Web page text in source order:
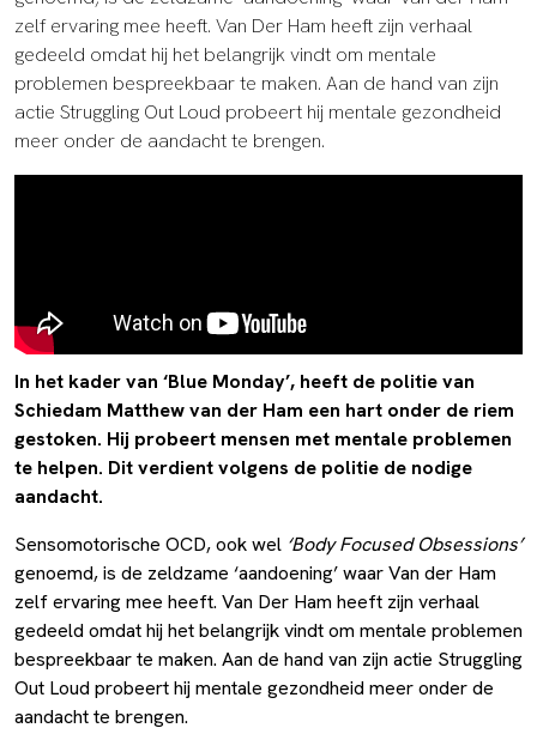
zelf ervaring mee heeft. Van Der Ham heeft zijn verhaal
gedeeld omdat hij het belangrijk vindt om mentale
problemen bespreekbaar te maken. Aan de hand van zijn
actie Struggling Out Loud probeert hij mentale gezondheid
meer onder de aandacht te brengen.
In het kader van ‘Blue Monday’, heeft de politie van
Schiedam Matthew van der Ham een hart onder de riem
gestoken. Hij probeert mensen met mentale problemen
te helpen. Dit verdient volgens de politie de nodige
aandacht.
Sensomotorische OCD, ook wel ‘Body Focused Obsessions’
genoemd, is de zeldzame ‘aandoening’ waar Van der Ham
zelf ervaring mee heeft. Van Der Ham heeft zijn verhaal
gedeeld omdat hij het belangrijk vindt om mentale problemen
bespreekbaar te maken. Aan de hand van zijn actie Struggling
Out Loud probeert hij mentale gezondheid meer onder de
aandacht te brengen.